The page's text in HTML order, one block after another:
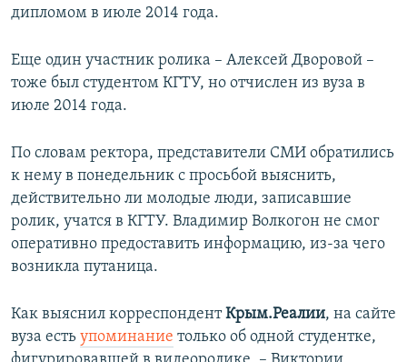
дипломом в июле 2014 года.
Еще один участник ролика – Алексей Дворовой –
тоже был студентом КГТУ, но отчислен из вуза в
июле 2014 года.
По словам ректора, представители СМИ обратились
к нему в понедельник с просьбой выяснить,
действительно ли молодые люди, записавшие
ролик, учатся в КГТУ. Владимир Волкогон не смог
оперативно предоставить информацию, из-за чего
возникла путаница.
Как выяснил корреспондентКрым.Реалии, на сайте
вуза есть упоминание только об одной студентке,